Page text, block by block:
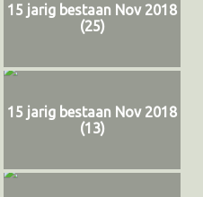
15 jarig bestaan Nov 2018
(25)
15 jarig bestaan Nov 2018
(13)